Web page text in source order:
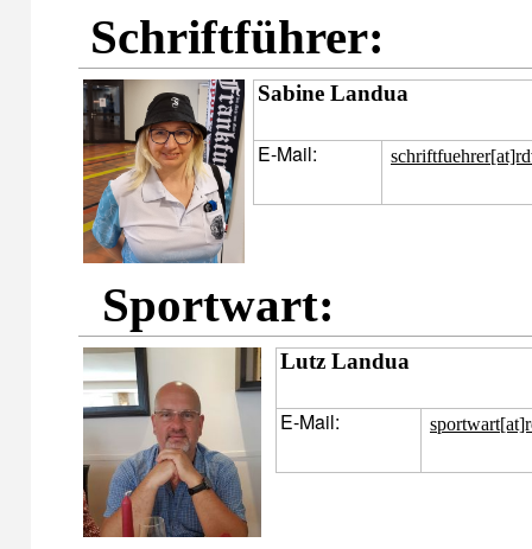
Schriftführer:
Sabine Landua
E-Mail:
Sportwart:
Lutz Landua
E-Mail: